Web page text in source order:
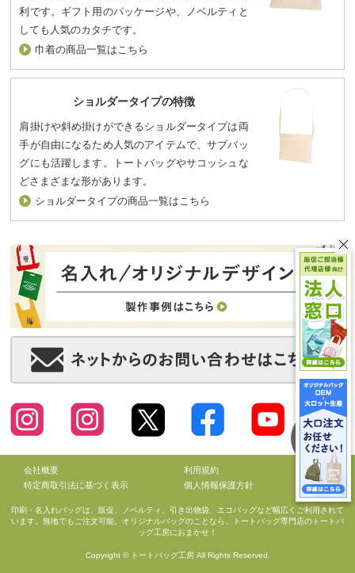
利です。ギフト用のパッケージや、ノベルティと
しても人気のカタチです。
巾着の商品一覧はこちら
ショルダータイプの特徴
肩掛けや斜め掛けができるショルダータイプは両
手が自由になるため人気のアイテムで、サブバッ
グにも活躍します。トートバッグやサコッシュな
どさまざまな形があります。
ショルダータイプの商品一覧はこちら
会社概要
利用規約
特定商取引法に基づく表示
個人情報保護方針
印刷・名入れバッグは、販促、ノベルティ、引き出物袋、エコバッグなど幅広くご利用されて
います。無地でもご注文可能。オリジナルバッグのことなら、トートバッグ専門店のトートバ
ッグ工房におまかせ！
Copyright © トートバッグ工房 All Rights Reserved.